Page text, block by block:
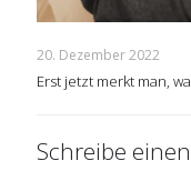
20. Dezember 2022
Erst jetzt merkt man,
Schreibe